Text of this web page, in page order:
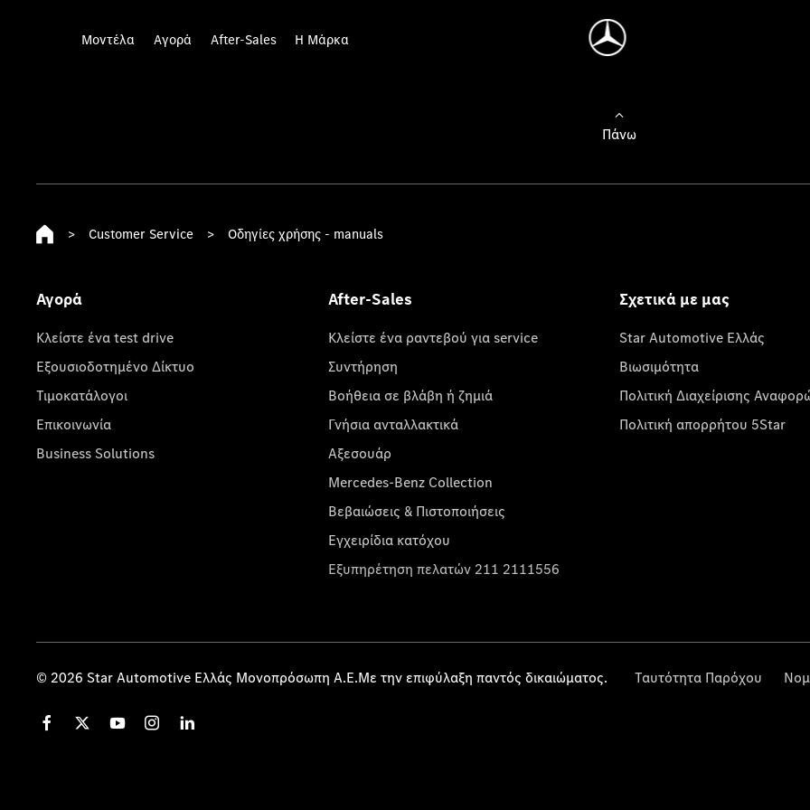
Μοντέλα Αγορά After-Sales Η Μάρκα
Πάνω
> Customer Service > Οδηγίες χρήσης - manuals
Αγορά
Κλείστε ένα test drive
Εξουσιοδοτημένο Δίκτυο
Τιμοκατάλογοι
Επικοινωνία
Business Solutions
After-Sales
Κλείστε ένα ραντεβού για service
Συντήρηση
Βοήθεια σε βλάβη ή ζημιά
Γνήσια ανταλλακτικά
Αξεσουάρ
Mercedes-Benz Collection
Βεβαιώσεις & Πιστοποιήσεις
Εγχειρίδια κατόχου
Εξυπηρέτηση πελατών 211 2111556
Σχετικά με μας
Star Automotive Ελλάς
Βιωσιμότητα
Πολιτική Διαχείρισης
Πολιτική απορρήτου 5Star
© 2026 Star Automotive Ελλάς Μονοπρόσωπη Α.Ε.Με την επιφύλαξη παντός δικαιώματος. Ταυτότητα Παρόχου